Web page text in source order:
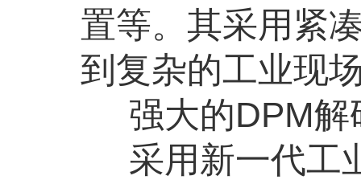
置等。其采用紧
到复杂的工业现
强大的DPM解
采用新一代工